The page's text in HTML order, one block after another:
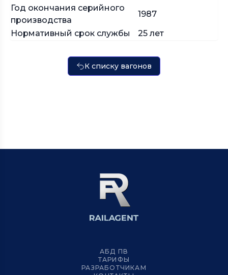
Год окончания серийного
производства
1987
Нормативный срок службы
25 лет
К списку вагонов
АБД ПВ
ТАРИФЫ
РАЗРАБОТЧИКАМ